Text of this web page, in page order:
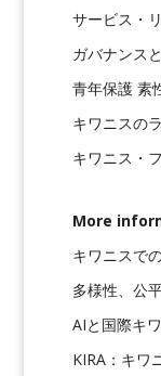
サービス・
ガバナンス
青年保護 素
キワニスの
キワニス・
More
キワニスで
多様性、公
AIと国際キ
KIRA：キワ